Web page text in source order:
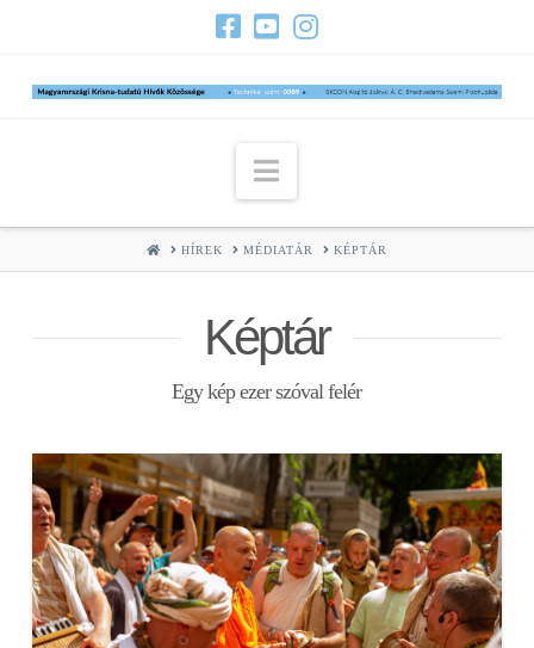
Navigation
HOMEHÍREK MÉDIATÁR KÉPTÁR
Képtár
Egy kép ezer szóval felér